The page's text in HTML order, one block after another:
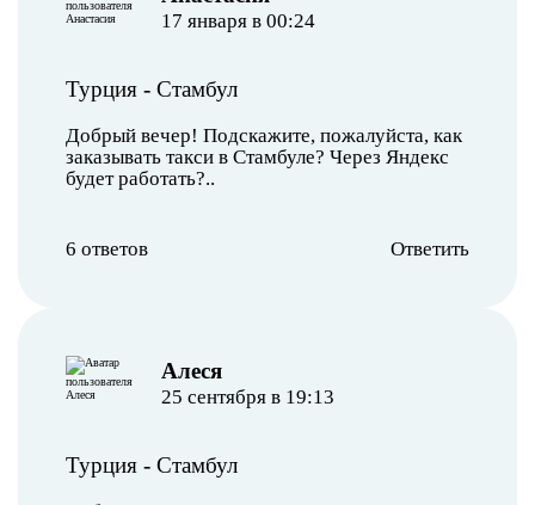
17 января в 00:24
Турция - Стамбул
Добрый вечер! Подскажите, пожалуйста, как
заказывать такси в Стамбуле? Через Яндекс
будет работать?..
6 ответов Ответить
Алеся
25 сентября в 19:13
Турция - Стамбул